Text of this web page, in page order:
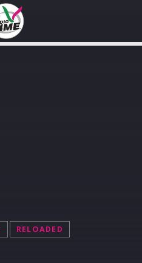
RELOADED